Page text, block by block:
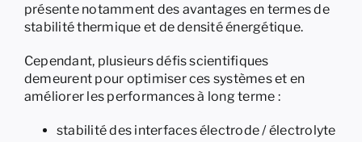
présente notamment des avantages en termes de
stabilité thermique et de densité énergétique.
Cependant, plusieurs défis scientifiques
demeurent pour optimiser ces systèmes et en
améliorer les performances à long terme :
stabilité des interfaces électrode / électrolyte